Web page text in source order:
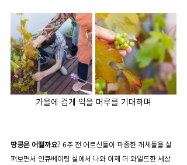
가을에 검게 익을 머루를 기대하며
땅콩은 어떨까요? 6주 전 어르신들이 파종한 개체들을 살
펴보면서 인큐베이팅 실에서 나와 이제 더 와일드한 세상